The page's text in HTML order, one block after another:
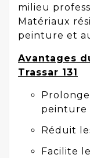
milieu
Matériaux
peinture et
Avantages
Trassar 131
peinture
Réduit
Facilite